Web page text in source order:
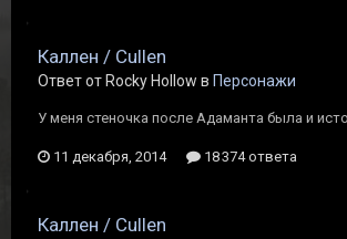
Каллен / Cullen
Ответ от Rocky Hollow в Персонажи
У меня стеночка после Адаманта была и
11 декабря, 2014 18 374 ответа
Каллен / Cullen